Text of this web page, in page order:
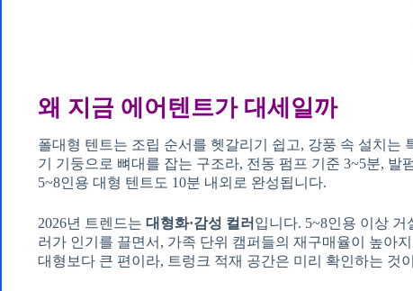
왜 지금 에어텐트가 대세일까
폴대형 텐트는 조립 순서를 헷갈리기 쉽고, 강풍 속 설치는
기 기둥으로 뼈대를 잡는 구조라, 전동 펌프 기준 3~5분, 발
5~8인용 대형 텐트도 10분 내외로 완성됩니다.
2026년 트렌드는 대형화·감성 컬러 입니다. 5~8인용 이상
러가 인기를 끌면서, 가족 단위 캠퍼들의 재구매율이 높아
대형보다 큰 편이라, 트렁크 적재 공간은 미리 확인하는 것